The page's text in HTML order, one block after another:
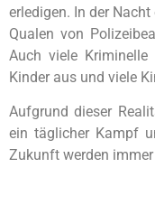
erledigen. In der
Qualen von
Auch viele
Kinder aus und viele
Aufgrund dieser
ein täglicher Kampf
Zukunft werden